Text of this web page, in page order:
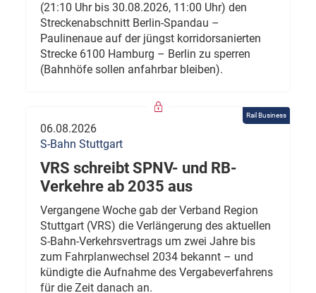
(21:10 Uhr bis 30.08.2026, 11:00 Uhr) den
Streckenabschnitt Berlin-Spandau –
Paulinenaue auf der jüngst korridorsanierten
Strecke 6100 Hamburg – Berlin zu sperren
(Bahnhöfe sollen anfahrbar bleiben).
Rail Business
06.08.2026
S-Bahn Stuttgart
VRS schreibt SPNV- und RB-
Verkehre ab 2035 aus
Vergangene Woche gab der Verband Region
Stuttgart (VRS) die Verlängerung des aktuellen
S-Bahn-Verkehrsvertrags um zwei Jahre bis
zum Fahrplanwechsel 2034 bekannt – und
kündigte die Aufnahme des Vergabeverfahrens
für die Zeit danach an.